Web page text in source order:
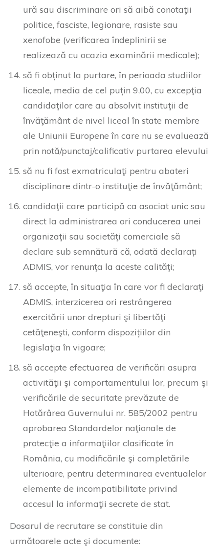
ură sau discriminare ori să aibă conotaţii
politice, fasciste, legionare, rasiste sau
xenofobe (verificarea îndeplinirii se
realizează cu ocazia examinării medicale);
să fi obținut la purtare, în perioada studiilor
liceale, media de cel puțin 9,00, cu excepţia
candidaţilor care au absolvit instituţii de
învăţământ de nivel liceal în state membre
ale Uniunii Europene în care nu se evaluează
prin notă/punctaj/calificativ purtarea elevului
să nu fi fost exmatriculaţi pentru abateri
disciplinare dintr-o instituţie de învăţământ;
candidaţii care participă ca asociat unic sau
direct la administrarea ori conducerea unei
organizaţii sau societăţi comerciale să
declare sub semnătură că, odată declarați
ADMIS, vor renunţa la aceste calităţi;
să accepte, în situaţia în care vor fi declaraţi
ADMIS, interzicerea ori restrângerea
exercitării unor drepturi şi libertăţi
cetăţeneşti, conform dispozițiilor din
legislaţia în vigoare;
să accepte efectuarea de verificări asupra
activităţii şi comportamentului lor, precum şi
verificările de securitate prevăzute de
Hotărârea Guvernului nr. 585/2002 pentru
aprobarea Standardelor naţionale de
protecţie a informaţiilor clasificate în
România, cu modificările şi completările
ulterioare, pentru determinarea eventualelor
elemente de incompatibilitate privind
accesul la informaţii secrete de stat.
Dosarul de recrutare se constituie din
următoarele acte şi documente: